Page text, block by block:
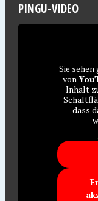
PINGU-VIDEO
Sie
von
Inhalt
dass